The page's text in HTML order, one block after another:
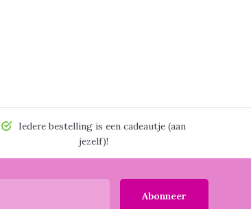
Iedere bestelling is een cadeautje (aan
jezelf)!
Abonneer